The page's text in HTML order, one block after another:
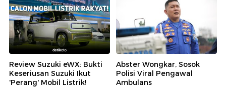
Review Suzuki eWX: Bukti
Keseriusan Suzuki Ikut
'Perang' Mobil Listrik!
Abster Wongkar, Sosok
Polisi Viral Pengawal
Ambulans